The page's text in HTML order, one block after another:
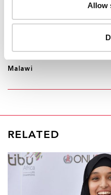
Allow
aider à mettre fin à
REGION/COUNTRY
Malawi
RELATED